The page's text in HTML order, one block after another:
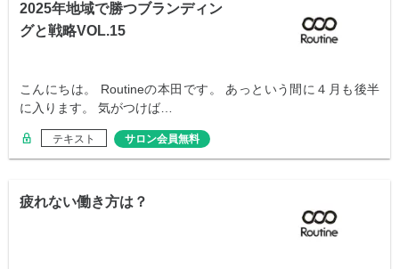
2025年地域で勝つブランディン
グと戦略VOL.15
こんにちは。 Routineの本田です。 あっという間に４月も後半
に入ります。 気がつけば…
テキスト サロン会員無料
疲れない働き方は？